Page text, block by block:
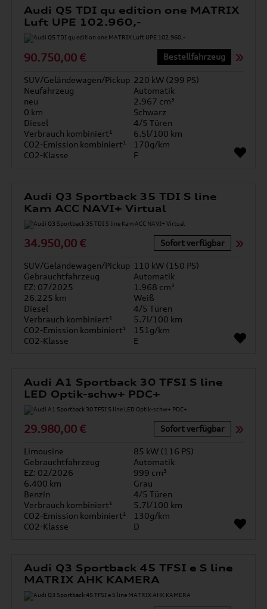
Audi Q5 TDI qu edition one MATRIX
Luft UPE 102.960,-
90.750,00 € Bestellfahrzeug
SUV/Geländewagen/Pickup 220 kW (299 PS)
Neufahrzeug
Automatik
neu
2.967 cm³
0 km
Schwarz
Diesel
4/5 Türen
Verbrauch kombiniert¹
6.5l/100 km
CO2-Emission kombiniert¹
170g/km
CO2-Klasse
F
Audi Q3 Sportback 35 TDI S line
Kam ACC NAVI+ Virtual
34.950,00 € Sofort verfügbar
SUV/Geländewagen/Pickup 110 kW (150 PS)
Gebrauchtfahrzeug
Automatik
EZ: 07/2025
1.968 cm³
26.225 km
Weiß
Diesel
4/5 Türen
Verbrauch kombiniert¹
5.7l/100 km
CO2-Emission kombiniert¹
151g/km
CO2-Klasse
E
Audi A1 Sportback 30 TFSI S line
LED Optik-schw+ PDC+
29.980,00 € Sofort verfügbar
Limousine
85 kW (116 PS)
Gebrauchtfahrzeug
Automatik
EZ: 02/2026
999 cm³
6.400 km
Grau
Benzin
4/5 Türen
Verbrauch kombiniert¹
5.7l/100 km
CO2-Emission kombiniert¹
130g/km
CO2-Klasse
D
Audi Q3 Sportback 45 TFSI e S line
MATRIX AHK KAMERA